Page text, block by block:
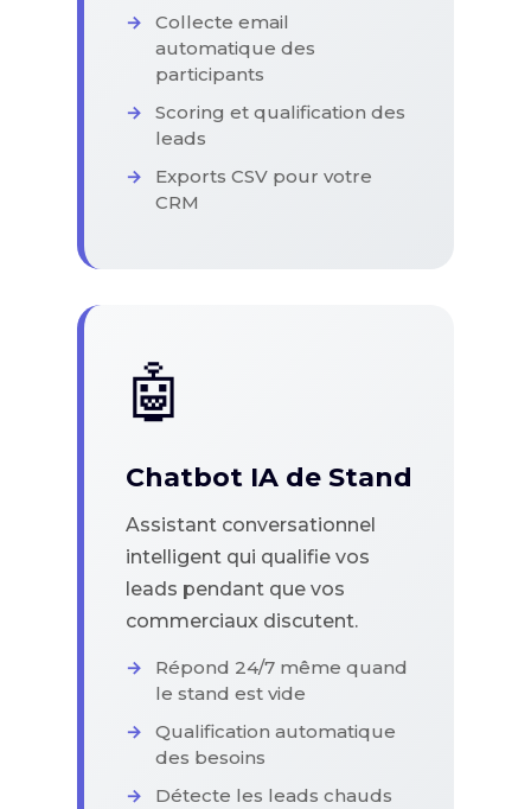
Collecte email
automatique des
participants
Scoring et qualification des
leads
Exports CSV pour votre
CRM
🤖
Chatbot IA de Stand
Assistant conversationnel
intelligent qui qualifie vos
leads pendant que vos
commerciaux discutent.
Répond 24/7 même quand
le stand est vide
Qualification automatique
des besoins
Détecte les leads chauds